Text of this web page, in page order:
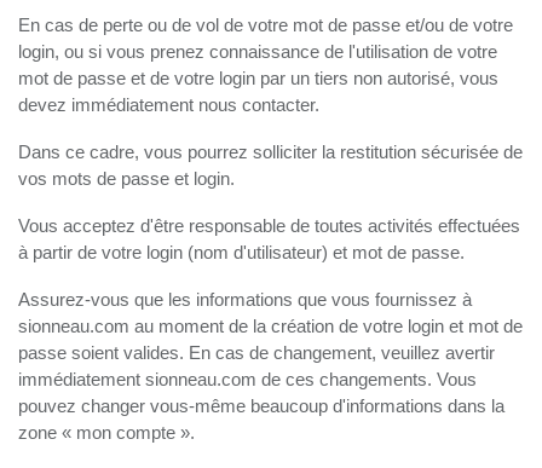
En cas de perte ou de vol de votre mot de passe et/ou de votre
login, ou si vous prenez connaissance de l'utilisation de votre
mot de passe et de votre login par un tiers non autorisé, vous
devez immédiatement nous contacter.
Dans ce cadre, vous pourrez solliciter la restitution sécurisée de
vos mots de passe et login.
Vous acceptez d'être responsable de toutes activités effectuées
à partir de votre login (nom d'utilisateur) et mot de passe.
Assurez-vous que les informations que vous fournissez à
sionneau.com au moment de la création de votre login et mot de
passe soient valides. En cas de changement, veuillez avertir
immédiatement sionneau.com de ces changements. Vous
pouvez changer vous-même beaucoup d'informations dans la
zone « mon compte ».